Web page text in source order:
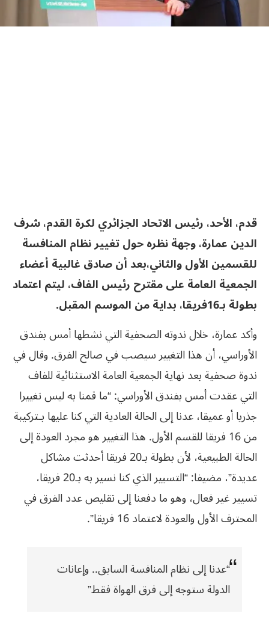
قدم، الأحد، رئيس الاتحاد الجزائري لكرة القدم، شرف
الدين عمارة، وجهة نظره حول تغيير نظام المنافسة
للقسمين الأول والثاني،بعد أن صادق غالبية أعضاء
الجمعية العامة على مقترح رئيس الفاف، ليتم اعتماد
بطولة بـ16فريقا، بداية من الموسم المقبل.
وأكد عمارة، خلال ندوته الصحفية التي نشطها أمس بفندق
الأوراسي، أن هذا التغيير سيصب في صالح الفرق. وقال في
ندوة صحفية بعد نهاية الجمعية العامة الاستثنائية للفاف
التي عقدت أمس بفندق الأوراسي: “ما قمنا به ليس تغييرا
جذريا أو عميقا، عدنا إلى الحالة العادية التي كنا عليها بـتركيبة
من 16 فريقا للقسم الأول. هذا التغيير هو مجرد العودة إلى
الحالة الطبيعية، لأن بطولة بـ20 فريقا أحدثت مشاكل
عديدة”، مضيفا: “التسيير الذي كنا نسير به بـ20 فريقا،
تسيير غير فعال، وهو ما دفعنا إلى تقليص عدد الفرق في
المحترف الأول والعودة لاعتماد 16 فريقا”.
“عدنا إلى نظام المنافسة السابق.. وإعانات
الدولة ستوجه إلى فرق الهواة فقط”